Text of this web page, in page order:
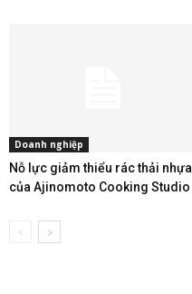
Doanh nghiệp
Nỗ lực giảm thiểu rác thải nhựa
của Ajinomoto Cooking Studio